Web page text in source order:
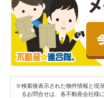
※検索後表示された物件情報と現
るお問合せは、各不動産会社様